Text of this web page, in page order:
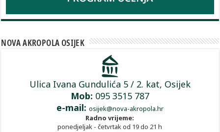
NOVA AKROPOLA OSIJEK
Ulica Ivana Gundulića 5 / 2. kat, Osijek
Mob: 095 3515 787
e-mail: osijek@nova-akropola.hr
Radno vrijeme:
ponedjeljak - četvrtak od 19 do 21 h